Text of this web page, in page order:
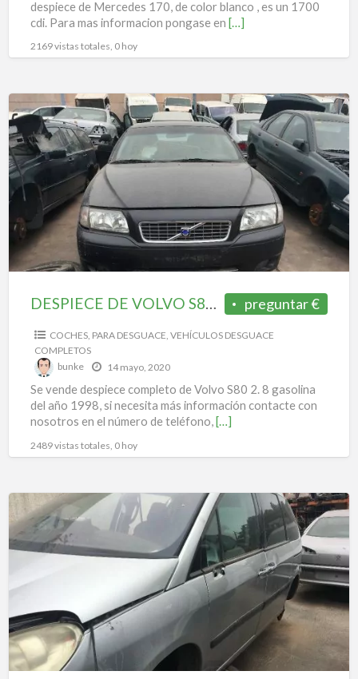
despiece de Mercedes 170, de color blanco , es un 1700
cdi. Para mas informacion pongase en […]
2169 vistas totales, 0 hoy
DESPIECE
DE
VOLVO
S80
2.8
preguntar €
DESPIECE DE VOLVO S80 2.8
COCHES, PARA DESGUACE, VEHÍCULOS DESGUACE
COMPLETOS
bunke
14 mayo, 2020
Se vende despiece completo de Volvo S80 2. 8 gasolina
del año 1998, si necesita más información contacte con
nosotros en el número de teléfono, […]
2489 vistas totales, 0 hoy
DESPIECE
DE
PEUGEOT
2.0
HDI